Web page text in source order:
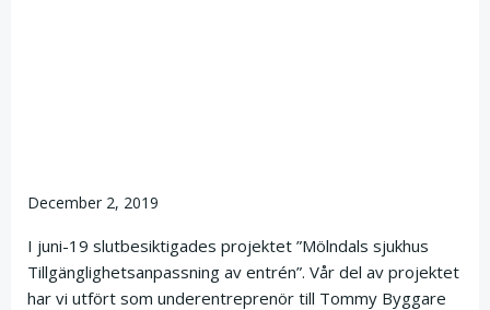
December 2, 2019
I juni-19 slutbesiktigades projektet ”Mölndals sjukhus
Tillgänglighetsanpassning av entrén”. Vår del av projektet
har vi utfört som underentreprenör till Tommy Byggare